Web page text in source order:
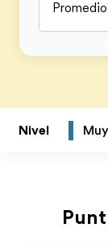
Nivel